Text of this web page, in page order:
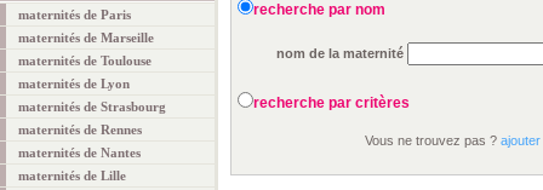
maternités de Paris
maternités de Marseille
maternités de Toulouse
maternités de Lyon
maternités de Strasbourg
maternités de Rennes
maternités de Nantes
maternités de Lille
recherche par nom
nom de la maternité
recherche par critères
Vous ne trouvez pas ?